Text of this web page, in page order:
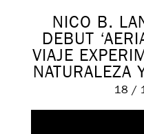
NICO B.
DEBUT
VIAJE
NATURALEZA
18 /